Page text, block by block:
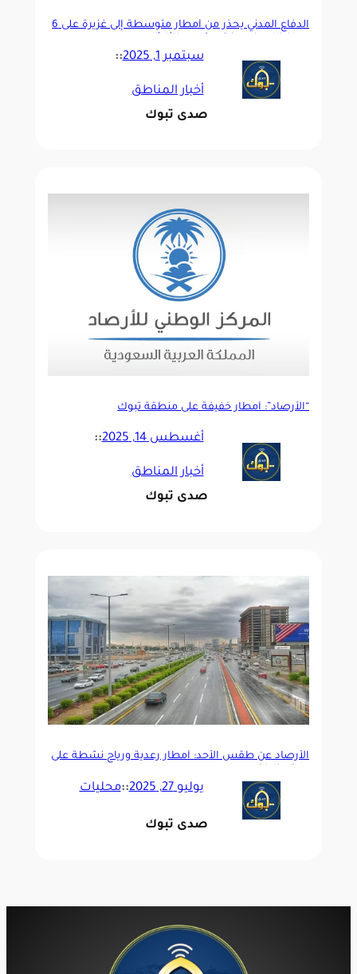
الدفاع المدني يحذر من أمطار متوسطة إلى غزيرة على 6
سبتمبر 1, 2025 ::
أخبار المناطق
صدى تبوك
“الأرصاد”: أمطار خفيفة على منطقة تبوك
أغسطس 14, 2025 ::
أخبار المناطق
صدى تبوك
الأرصاد عن طقس الأحد: أمطار رعدية ورياح نشطة على
يوليو 27, 2025 ::محليات
صدى تبوك